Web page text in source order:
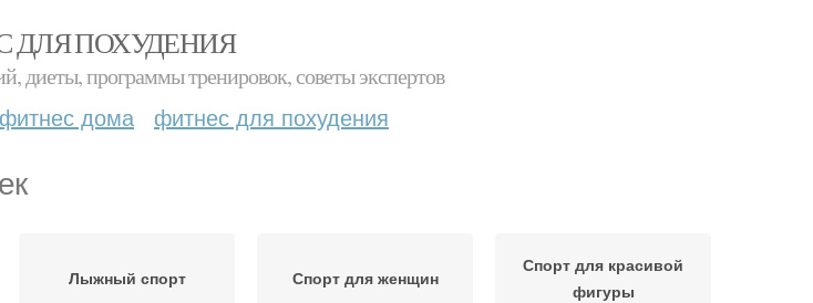
ДЛЯ ПОХУДЕНИЯ
диеты, программы тренировок, советы экспертов
фитнес дома фитнес для похудения
Лыжный спорт Спорт для женщин
Спорт для красивой
фигуры